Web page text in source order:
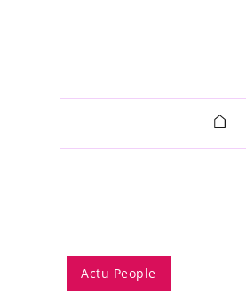
Actu People